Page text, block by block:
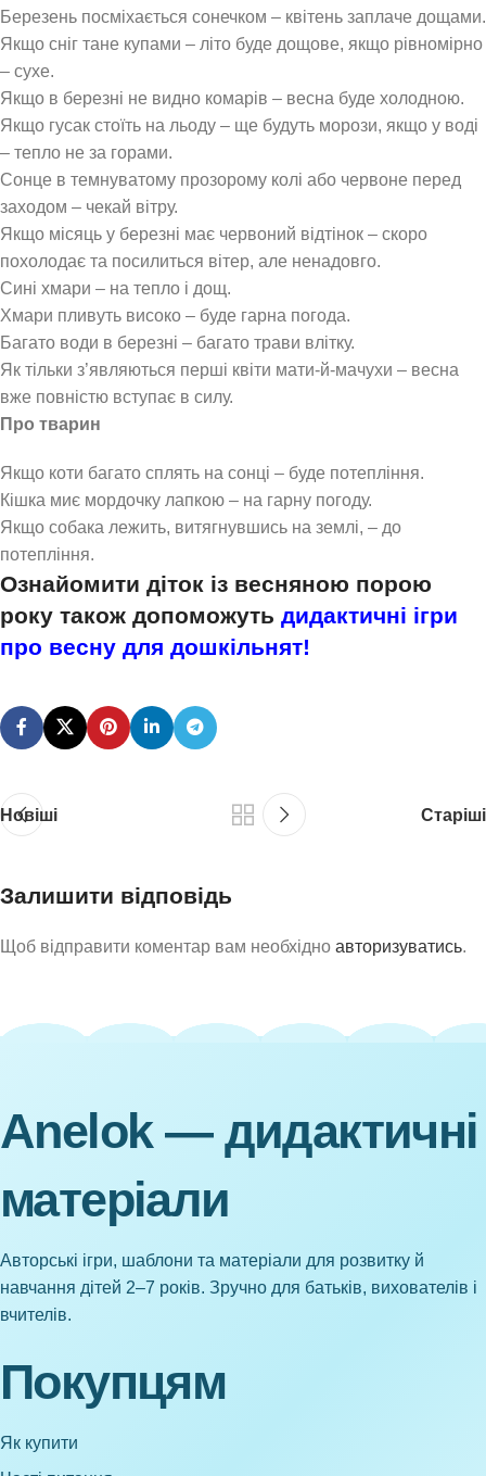
Березень посміхається сонечком – квітень заплаче дощами.
Якщо сніг тане купами – літо буде дощове, якщо рівномірно
– сухе.
Якщо в березні не видно комарів – весна буде холодною.
Якщо гусак стоїть на льоду – ще будуть морози, якщо у воді
– тепло не за горами.
Сонце в темнуватому прозорому колі або червоне перед
заходом – чекай вітру.
Якщо місяць у березні має червоний відтінок – скоро
похолодає та посилиться вітер, але ненадовго.
Сині хмари – на тепло і дощ.
Хмари пливуть високо – буде гарна погода.
Багато води в березні – багато трави влітку.
Як тільки з’являються перші квіти мати-й-мачухи – весна
вже повністю вступає в силу.
Про тварин
Якщо коти багато сплять на сонці – буде потепління.
Кішка миє мордочку лапкою – на гарну погоду.
Якщо собака лежить, витягнувшись на землі, – до
потепління.
Ознайомити діток із весняною порою
року також допоможуть дидактичні ігри
про весну для дошкільнят!
Новіші Старіші
Залишити відповідь
Щоб відправити коментар вам необхідно авторизуватись.
Anelok — дидактичні
матеріали
Авторські ігри, шаблони та матеріали для розвитку й
навчання дітей 2–7 років. Зручно для батьків, вихователів і
вчителів.
Покупцям
Як купити